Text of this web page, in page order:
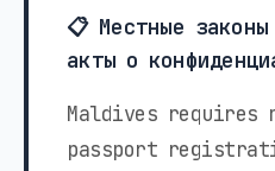
📋 Местные
акты о
Maldives requires
passport